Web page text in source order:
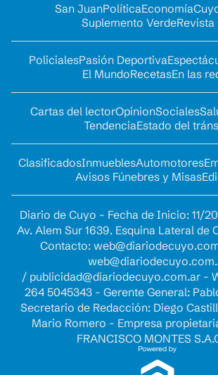
San JuanPolíticaEconomía
Suplemento VerdeRevista
PolicialesPasión Deportiva
El MundoRecetasEn las
Cartas del lectorOpinionSociales
TendenciaEstado del
ClasificadosInmueblesAutomotores
Avisos Fúnebres y Misas
Diario de Cuyo - Fecha de Inicio: 11/
Av. Alem Sur 1639. Esquina Lateral de
Contacto:
/ publicidad@diariodecuyo.com.ar-
264 5045343 - Gerente General:
Secretario de Redacción: Diego
Mario Romero - Empresa
FRANCISCO MONTES